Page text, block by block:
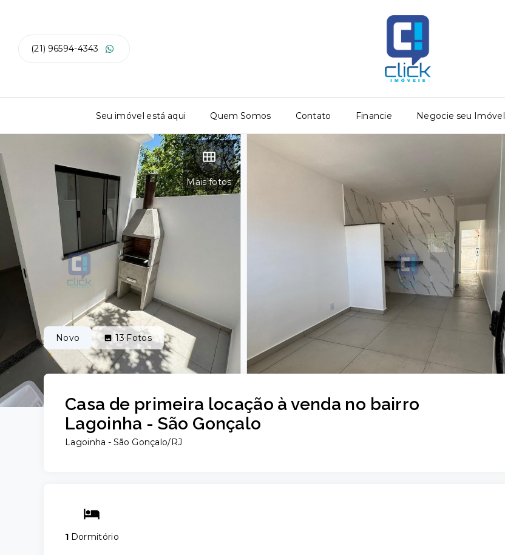
(21) 96594-4343
Seu imóvel está aqui Quem Somos Contato Financie Negocie seu Imóvel
Mais fotos
Novo 13Fotos
Casa de primeira locação à venda no bairro
Lagoinha - São Gonçalo
Lagoinha - São Gonçalo/RJ
1 Dormitório